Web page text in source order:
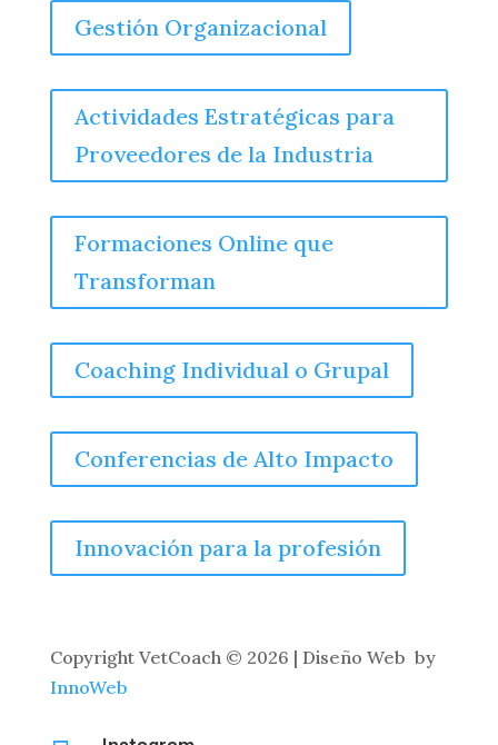
Gestión Organizacional
Actividades Estratégicas para
Proveedores de la Industria
Formaciones Online que
Transforman
Coaching Individual o Grupal
Conferencias de Alto Impacto
Innovación para la profesión
CopyrightVetCoach © 2026 | Diseño Web by
InnoWeb